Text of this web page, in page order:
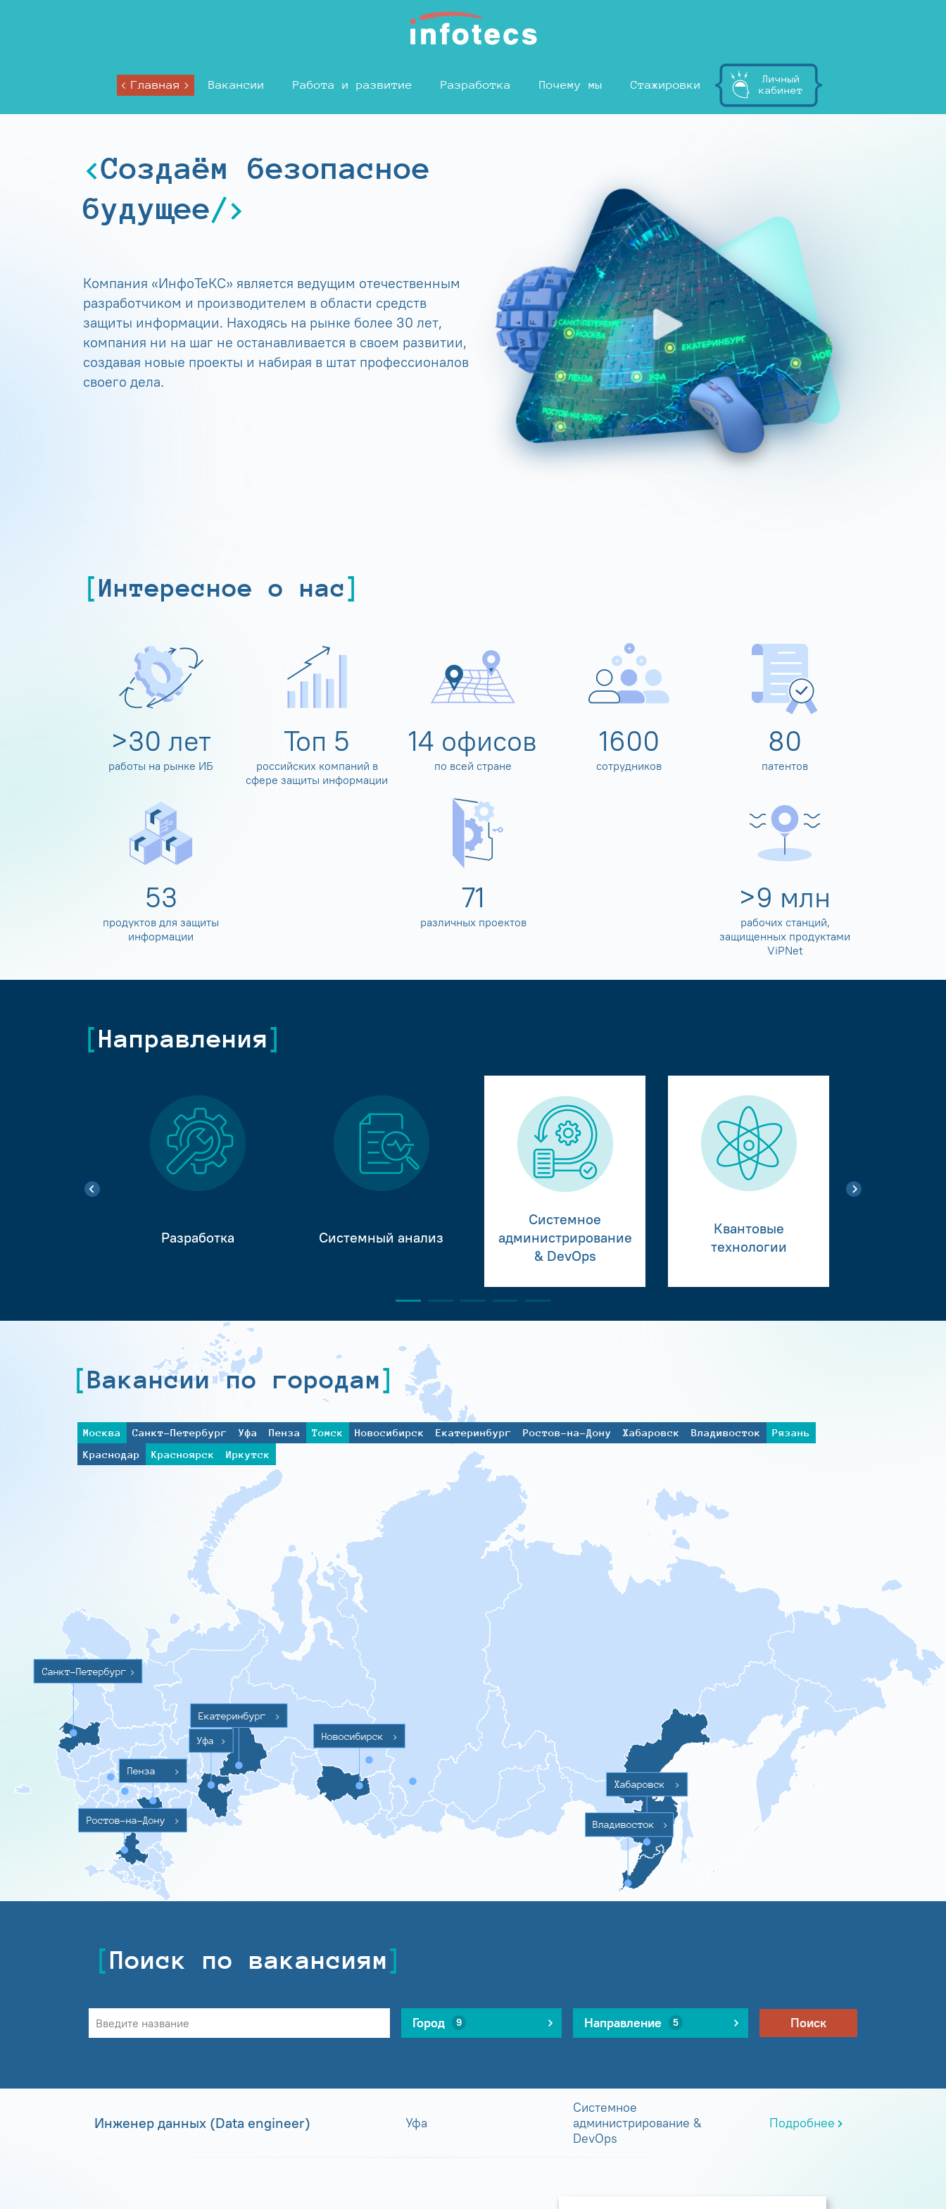
Главная Вакансии Работа и развитие Разработка Почему мы Стажировки
Личный
кабинет
Создаём безопасное
будущее
Компания «ИнфоТеКС» является ведущим отечественным
разработчиком и производителем в области средств
защиты информации. Находясь на рынке более 30 лет,
компания ни на шаг не останавливается в своем развитии,
создавая новые проекты и набирая в штат профессионалов
своего дела.
Интересное о нас
>30 лет
работы на рынке ИБ
Топ 5
российских компаний в
сфере защиты информации
14 офисов
по всей стране
1600
сотрудников
80
патентов
60
продуктов для защиты
информации
80
различных проектов
>10 млн
рабочих станций,
защищенных продуктами
ViPNet
Направления
Разработка Системный анализ
Системное
администрирование
& DevOps
Квантовые
технологии
Вакансии по городам
Москва Санкт-Петербург Уфа Пенза Томск Новосибирск Екатеринбург Ростов-на-Дону Хабаровск Владивосток
Рязань
Краснодар
Красноярск Иркутск
Санкт-Петербург >
Ростов-на-Дону >
Пенза >
Уфа >
Екатеринбург
>
Новосибирск
>
Хабаровск >
Владивосток >
Поиск по вакансиям
Город 9 Направление 5 Поиск
Инженер данных (Data engineer) Уфа
Системное
администрирование &
DevOps
Подробнее